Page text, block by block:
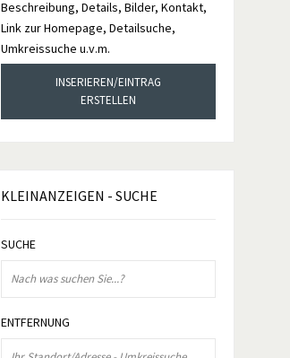
Beschreibung, Details, Bilder, Kontakt,
Link zur Homepage, Detailsuche,
Umkreissuche u.v.m.
INSERIEREN/EINTRAG
ERSTELLEN
KLEINANZEIGEN - SUCHE
SUCHE
ENTFERNUNG